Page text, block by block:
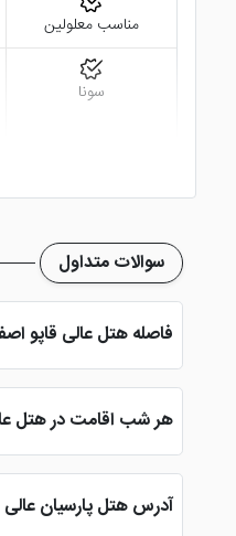
مناسب معلولین
سونا
سوالات متداول
فاصله هتل عالی قاپو
با اقامت در این هتل اصفهان شما می توانید تنها
هر شب اقامت در هتل
هزینه هر شب اقامت در این هتل اصفهان از شبی 400 هزار
آدرس هتل پارسیان